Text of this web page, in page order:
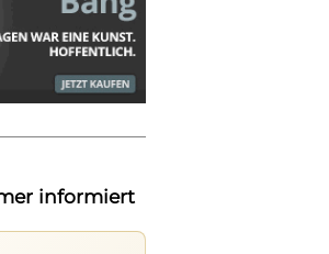
informiert